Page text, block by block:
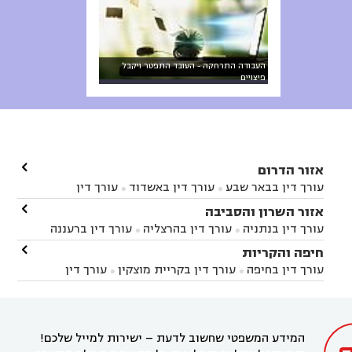
העבודה התרחקה - העובד התפטר ויקבל
פיצויים
אזור הדרום
עורך דין בבאר שבע  עורך דין באשדוד 
עורך דין
באשקלון
עורך דין בבאר טוביה עורך דין בגן יבנה
עורך דין בניר הבנים עורך דין בערד
זיקים
עורך דין בנתיבות עורך דין בקרית מלאכי

אזור השרון והסביבה
עורך דין בנתניה  עורך דין בהרצליה  עורך דין ברעננה
עורך דין בחדרה עורך דין בכפר סבא
עורך דין בהוד
השרון
עורך דין באבן יהודה
עורך דין בחריש  עורך דין בקיסריה  עורך דין בקדימה

חיפה והקריות
עורך דין בחיפה  עורך דין בקריית מוצקין 
עורך דין
בקרית מוצקין
עורך דין בקריית אתא
עורך דין

המידע המשפטי שחשוב לדעת – ישירות למייל שלכם!